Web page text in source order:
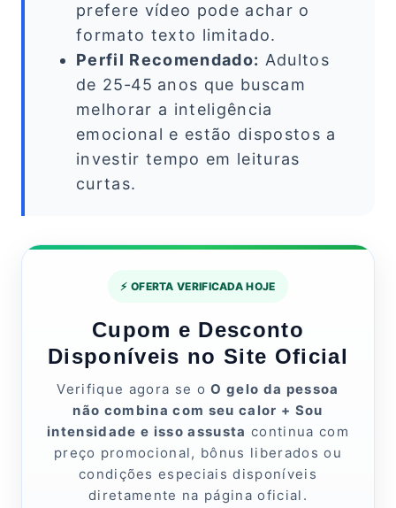
prefere vídeo pode achar o
formato texto limitado.
Perfil Recomendado: Adultos
de 25‑45 anos que buscam
melhorar a inteligência
emocional e estão dispostos a
investir tempo em leituras
curtas.
⚡ OFERTA VERIFICADA HOJE
Cupom e Desconto
Disponíveis no Site Oficial
Verifique agora se oO gelo da pessoa
não combina com seu calor + Sou
intensidade e isso assusta continua com
preço promocional, bônus liberados ou
condições especiais disponíveis
diretamente na página oficial.